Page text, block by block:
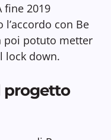
2019
con Be
poi potuto metter
lock down.
progetto